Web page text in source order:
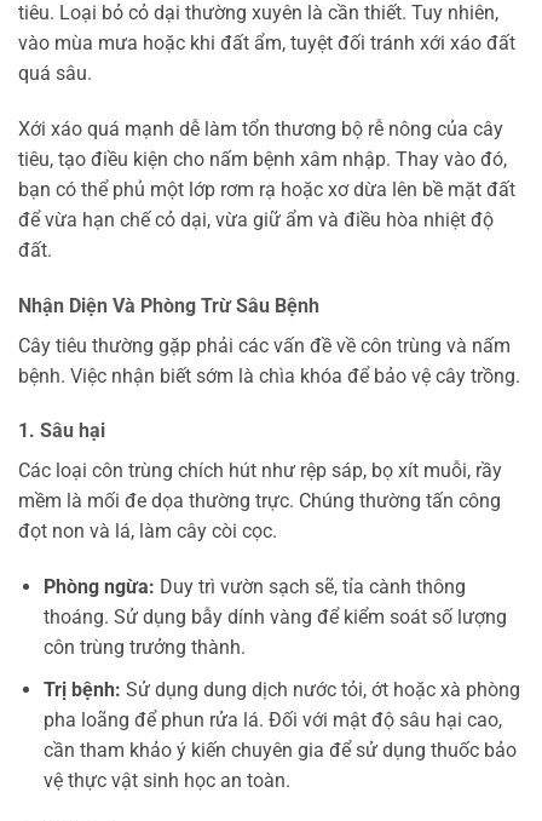
tiêu. Loại bỏ cỏ dại thường xuyên là cần thiết. Tuy nhiên,
vào mùa mưa hoặc khi đất ẩm, tuyệt đối tránh xới xáo đất
quá sâu.
Xới xáo quá mạnh dễ làm tổn thương bộ rễ nông của cây
tiêu, tạo điều kiện cho nấm bệnh xâm nhập. Thay vào đó,
bạn có thể phủ một lớp rơm rạ hoặc xơ dừa lên bề mặt đất
để vừa hạn chế cỏ dại, vừa giữ ẩm và điều hòa nhiệt độ
đất.
Nhận Diện Và Phòng Trừ Sâu Bệnh
Cây tiêu thường gặp phải các vấn đề về côn trùng và nấm
bệnh. Việc nhận biết sớm là chìa khóa để bảo vệ cây trồng.
1. Sâu hại
Các loại côn trùng chích hút như rệp sáp, bọ xít muỗi, rầy
mềm là mối đe dọa thường trực. Chúng thường tấn công
đọt non và lá, làm cây còi cọc.
Phòng ngừa: Duy trì vườn sạch sẽ, tỉa cành thông
thoáng. Sử dụng bẫy dính vàng để kiểm soát số lượng
côn trùng trưởng thành.
Trị bệnh: Sử dụng dung dịch nước tỏi, ớt hoặc xà phòng
pha loãng để phun rửa lá. Đối với mật độ sâu hại cao,
cần tham khảo ý kiến chuyên gia để sử dụng thuốc bảo
vệ thực vật sinh học an toàn.